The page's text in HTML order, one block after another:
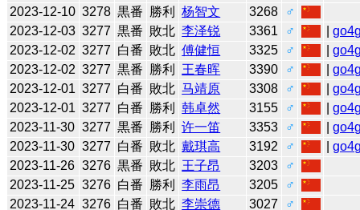
2023-12-10 3278 黒番 勝利 杨智文 3268
♂
2023-12-03 3277 黒番 敗北 李泽锐 3361 ♂ |
2023-12-02 3277 白番 敗北 傅健恒 3325 ♂ |
2023-12-02 3277 黒番 勝利 王春晖 3390 ♂ |
2023-12-01 3277 白番 敗北 马靖原 3308 ♂ |
2023-12-01 3277 白番 勝利 韩卓然 3155 ♂ |
2023-11-30 3277 黒番 勝利 许一笛 3353 ♂ |
2023-11-30 3277 白番 敗北 戴琪高 3192 ♂ |
2023-11-26 3276 黒番 敗北 王子昂 3203
♂
2023-11-25 3276 白番 勝利 李雨昂 3205
♂
2023-11-24 3276 白番 敗北 李崇德 3027
♂